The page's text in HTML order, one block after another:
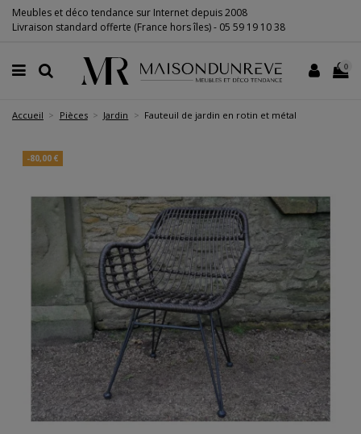
Meubles et déco tendance sur Internet depuis 2008
Livraison standard offerte (France hors îles) - 05 59 19 10 38
0
Accueil Pièces Jardin Fauteuil de jardin en rotin et métal
-80,00 €